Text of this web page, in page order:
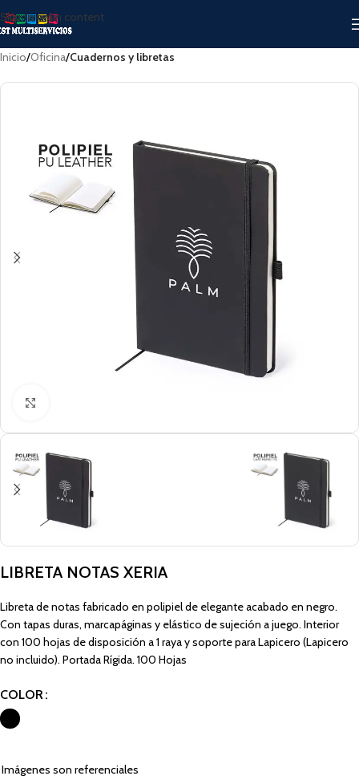
Skip to main content
Inicio Oficina Cuadernos y libretas
LIBRETA NOTAS XERIA
Libreta de notas fabricado en polipiel de elegante acabado en negro.
Con tapas duras, marcapáginas y elástico de sujeción a juego. Interior
con 100 hojas de disposición a 1 raya y soporte para Lapicero (Lapicero
no incluido). Portada Rígida. 100 Hojas
COLOR
Imágenes son referenciales